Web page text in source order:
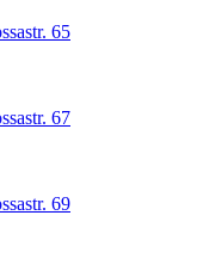
65
67
69